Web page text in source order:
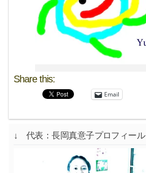
Share this:
Email
↓ 代表：長岡真意子プロフィール